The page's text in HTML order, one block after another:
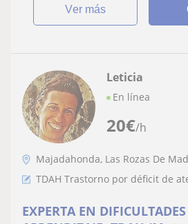
ver más
20€/h
Leticia
En línea
Majadahonda, Las Rozas De
TDAH Trastorno por déficit de
EXPERTA EN